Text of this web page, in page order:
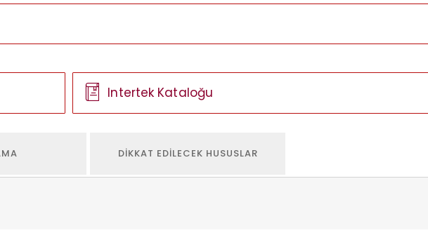
Intertek Kataloğu
DIKKAT EDILECEK HUSUSLAR